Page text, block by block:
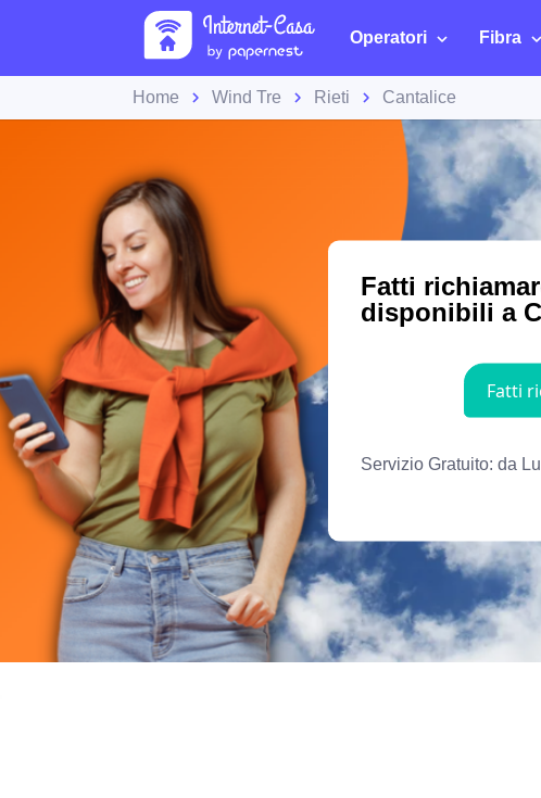
Operatori Fibra
Home Wind Tre Rieti Cantalice